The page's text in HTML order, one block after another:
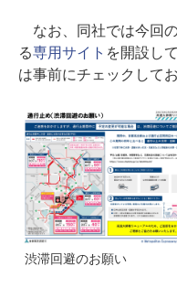
なお、同社では今回
る専用サイト を開設し
は事前にチェックしてお
渋滞回避のお願い